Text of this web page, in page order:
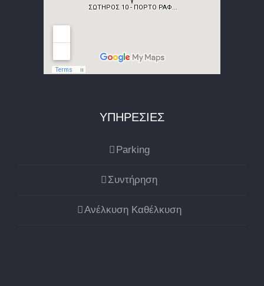
ΥΠΗΡΕΣΙΕΣ
Parking
Συντήρηση
Ανέλκυση Καθέλκυση